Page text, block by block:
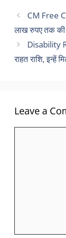
CM Free
लाख रुपए तक की
Disability
राहत राशि, इन्हें
Leave a